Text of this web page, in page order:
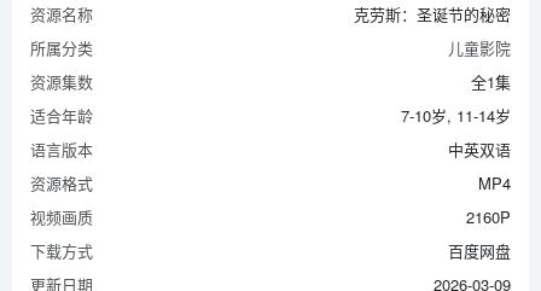
资源名称
克劳斯：圣诞节的秘密
所属分类
儿童影院
资源集数
全1集
适合年龄
7-10岁, 11-14岁
语言版本
中英双语
资源格式
MP4
视频画质
2160P
下载方式
百度网盘
更新日期
2026-03-09